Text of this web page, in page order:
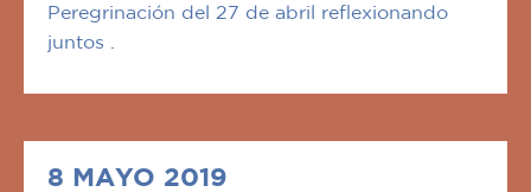
Peregrinación del 27 de abril reflexionando
juntos .
8 MAYO 2019